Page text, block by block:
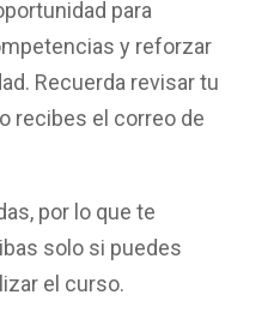
para
y reforzar
Recuerda revisar tu
recibes el correo de
, por lo que te
solo si puedes
el curso.